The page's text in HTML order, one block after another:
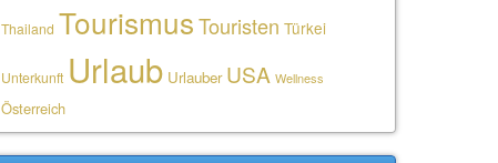
Thailand Tourismus Touristen Türkei
Unterkunft Urlaub Urlauber USA Wellness
Österreich